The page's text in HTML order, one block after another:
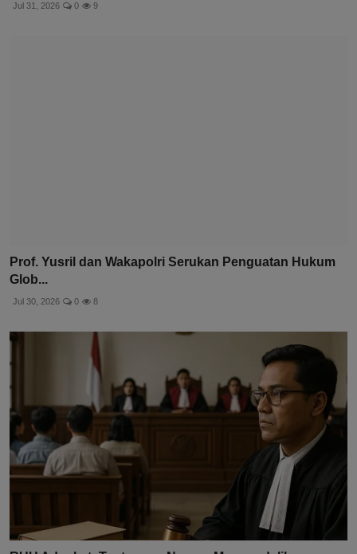
Jul 31, 2026 0 9
Prof. Yusril dan Wakapolri Serukan Penguatan Hukum
Glob...
Jul 30, 2026 0 8